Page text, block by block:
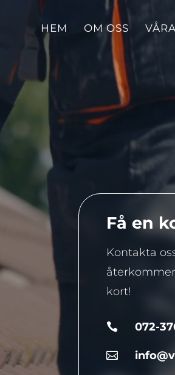
HEM OM OSS
Få en
Kontakta
kort!
 072-
